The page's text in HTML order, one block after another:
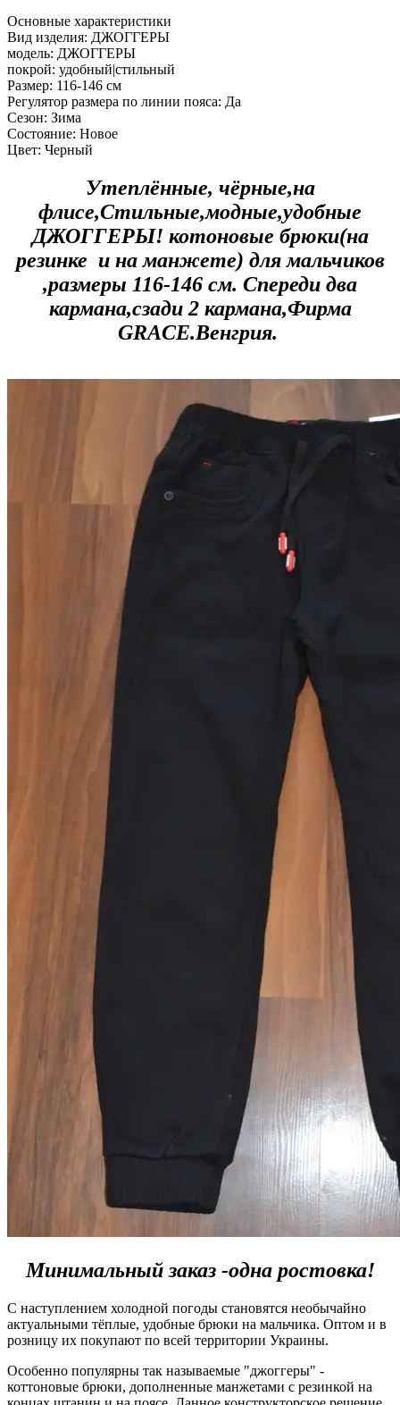
Основные характеристики
Вид изделия: ДЖОГГЕРЫ
модель: ДЖОГГЕРЫ
покрой: удобный|стильный
Размер: 116-146 см
Регулятор размера по линии пояса: Да
Сезон: Зима
Состояние: Новое
Цвет: Черный
Утеплённые, чёрные,на
флисе,Стильные,модные,удобные
ДЖОГГЕРЫ! котоновые брюки(на
резинке и на манжете) для мальчиков
,размеры 116-146 см. Спереди два
кармана,сзади 2 кармана,Фирма
GRACE.Венгрия.
Минимальный заказ -одна ростовка!
С наступлением холодной погоды становятся необычайно
актуальными тёплые, удобные брюки на мальчика. Оптом и в
розницу их покупают по всей территории Украины.
Особенно популярны так называемые "джоггеры" -
коттоновые брюки, дополненные манжетами с резинкой на